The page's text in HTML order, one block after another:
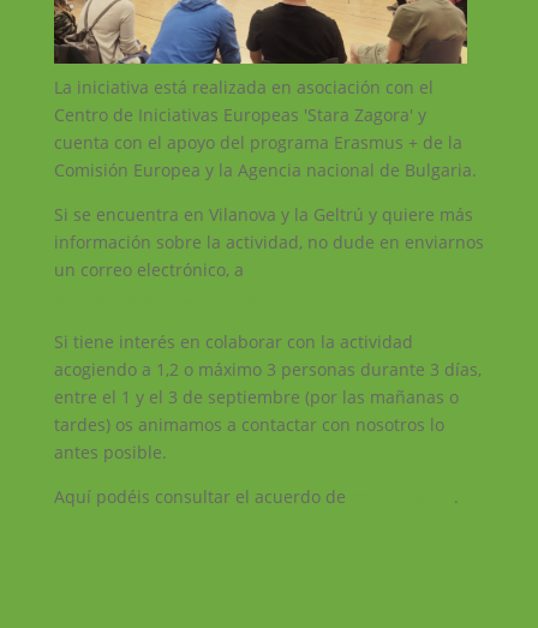
La iniciativa está realizada en asociación con el
Centro de Iniciativas Europeas 'Stara Zagora' y
cuenta con el apoyo del programa Erasmus + de la
Comisión Europea y la Agencia nacional de Bulgaria.
Si se encuentra en Vilanova y la Geltrú y quiere más
información sobre la actividad, no dude en enviarnos
un correo electrónico, a
Si tiene interés en colaborar con la actividad
acogiendo a 1,2 o máximo 3 personas durante 3 días,
entre el 1 y el 3 de septiembre (por las mañanas o
tardes) os animamos a contactar con nosotros lo
antes posible.
Aquí podéis consultar el acuerdo de
.